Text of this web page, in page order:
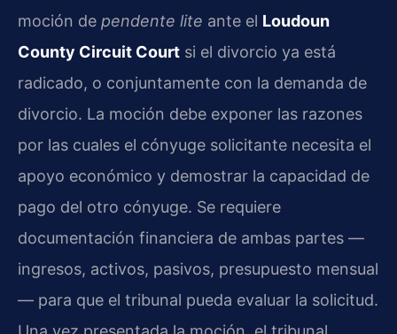
moción de pendente lite ante el Loudoun
County Circuit Court si el divorcio ya está
radicado, o conjuntamente con la demanda de
divorcio. La moción debe exponer las razones
por las cuales el cónyuge solicitante necesita el
apoyo económico y demostrar la capacidad de
pago del otro cónyuge. Se requiere
documentación financiera de ambas partes —
ingresos, activos, pasivos, presupuesto mensual
— para que el tribunal pueda evaluar la solicitud.